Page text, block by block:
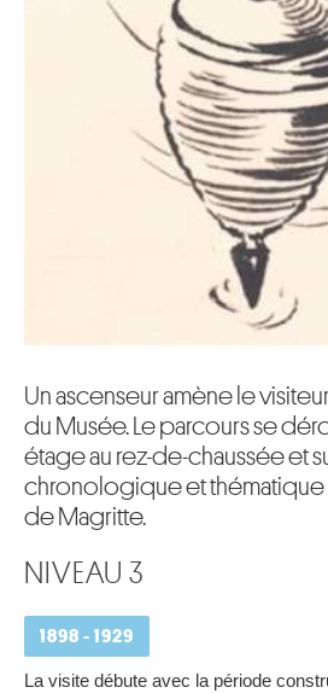
Un ascenseur amène le
du Musée. Le parcours se
étage au rez-de-chaussée et
chronologique et thématique
de Magritte.
NIVEAU 3
1898 - 1929
La visite débute avec la période